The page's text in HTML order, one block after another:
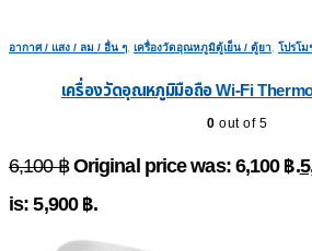
อากาศ / แสง / ลม / อื่น ๆ เครื่องวัดอุณหภูมิตู้เย็น / ตู้ยา โปรโ
เครื่องวัดอุณหภูมิมือถือ Wi-Fi
0 out of 5
6,100฿ Original price was: 6,100 ฿.
is: 5,900 ฿.